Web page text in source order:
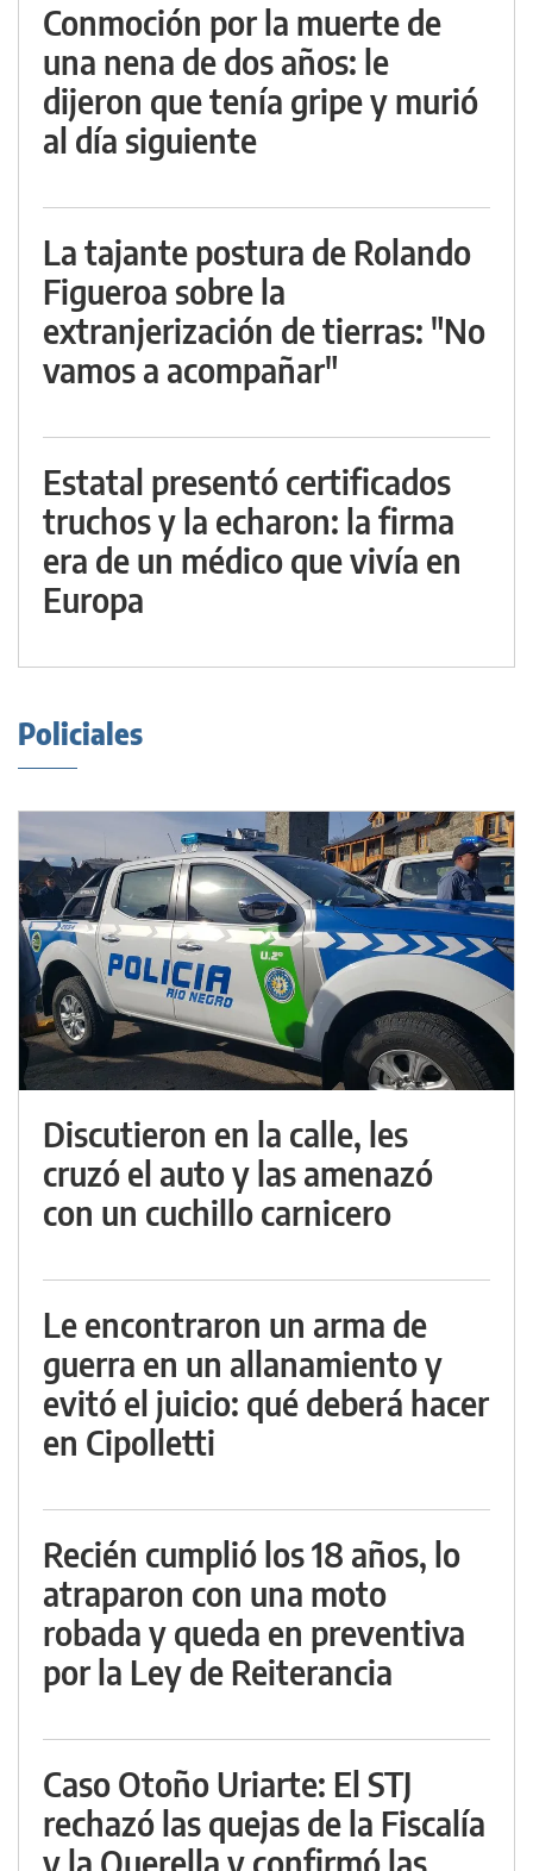
Conmoción por la muerte de
una nena de dos años: le
dijeron que tenía gripe y murió
al día siguiente
La tajante postura de Rolando
Figueroa sobre la
extranjerización de tierras: "No
vamos a acompañar"
Estatal presentó certificados
truchos y la echaron: la firma
era de un médico que vivía en
Europa
Policiales
Discutieron en la calle, les
cruzó el auto y las amenazó
con un cuchillo carnicero
Le encontraron un arma de
guerra en un allanamiento y
evitó el juicio: qué deberá hacer
en Cipolletti
Recién cumplió los 18 años, lo
atraparon con una moto
robada y queda en preventiva
por la Ley de Reiterancia
Caso Otoño Uriarte: El STJ
rechazó las quejas de la Fiscalía
y la Querella y confirmó las